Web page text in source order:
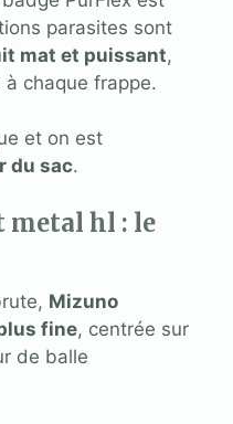
parasites sont
mat et puissant,
à chaque frappe.
et on est
du sac.
metal hl : le
Mizuno
fine, centrée sur
de balle